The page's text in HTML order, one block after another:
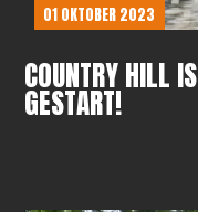
01 OKTOBER 2023
COUNTRY HILL
GESTART!